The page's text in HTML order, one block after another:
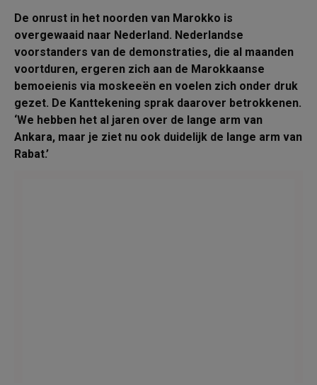
De onrust in het noorden van Marokko is
overgewaaid naar Nederland. Nederlandse
voorstanders van de demonstraties, die al maanden
voortduren, ergeren zich aan de Marokkaanse
bemoeienis via moskeeën en voelen zich onder druk
gezet. De Kanttekening sprak daarover betrokkenen.
‘We hebben het al jaren over de lange arm van
Ankara, maar je ziet nu ook duidelijk de lange arm van
Rabat.’